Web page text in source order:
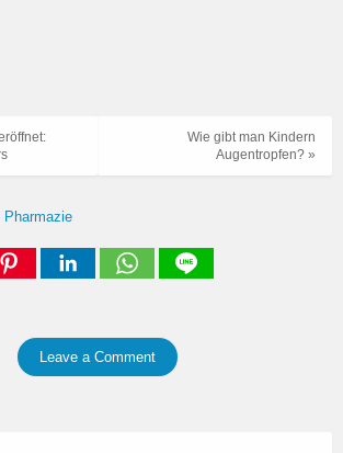
Wie gibt man Kindern
Augentropfen? »
Pharmazie
Leave a Comment